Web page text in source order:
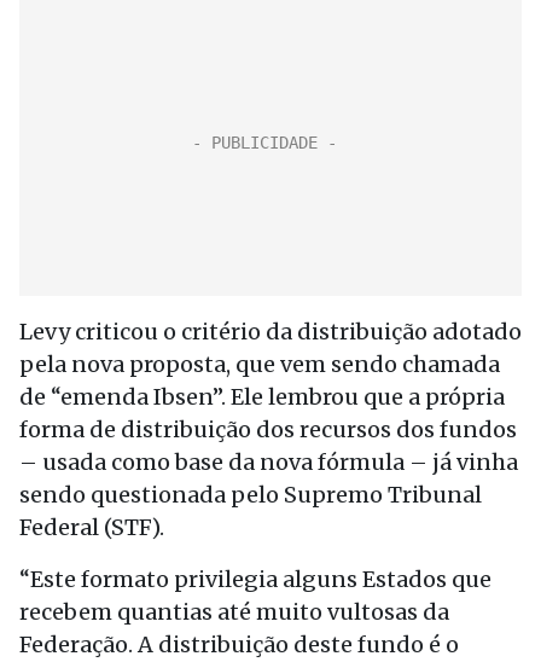
Levy criticou o critério da distribuição adotado
pela nova proposta, que vem sendo chamada
de “emenda Ibsen”. Ele lembrou que a própria
forma de distribuição dos recursos dos fundos
– usada como base da nova fórmula – já vinha
sendo questionada pelo Supremo Tribunal
Federal (STF).
“Este formato privilegia alguns Estados que
recebem quantias até muito vultosas da
Federação. A distribuição deste fundo é o